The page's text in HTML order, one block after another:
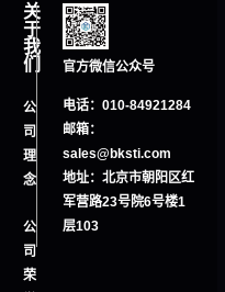
关
于
我
们
公
司
理
念
公
司
荣
官方微信公众号
电话：010-84921284
邮箱：
sales@bksti.com
地址：北京市朝阳区红
军营路23号院6号楼1
层103